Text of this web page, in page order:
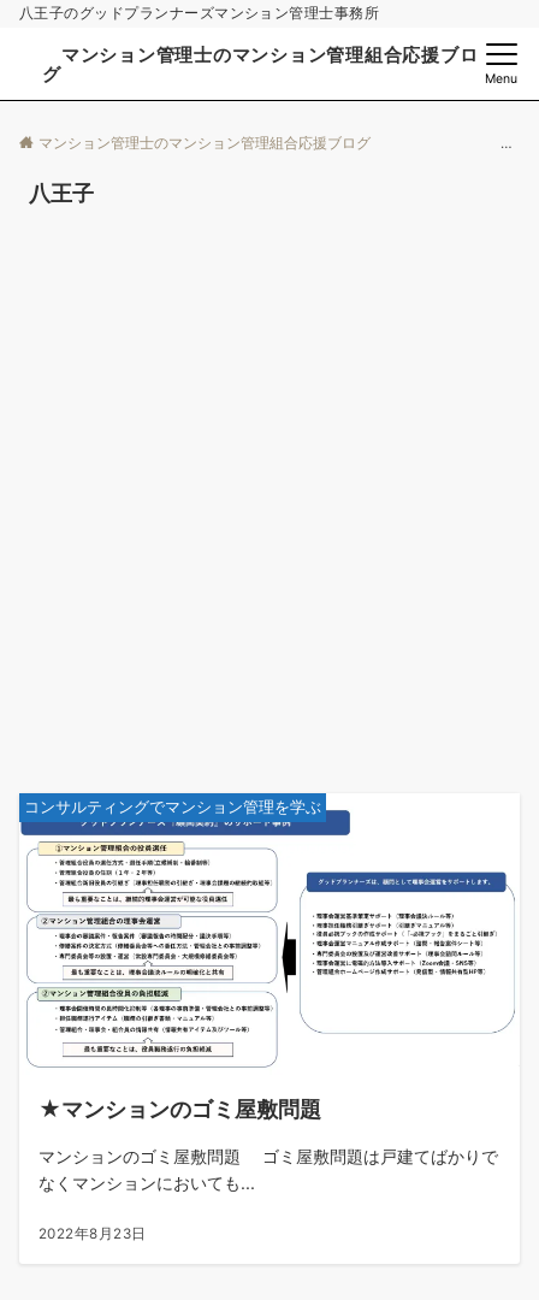
八王子のグッドプランナーズマンション管理士事務所
マンション管理士のマンション管理組合応援ブロ
グMenu
マンション管理士のマンション管理組合応援ブログ
八王子
コンサルティングでマンション管理を学ぶ
★マンションのゴミ屋敷問題
マンションのゴミ屋敷問題 ゴミ屋敷問題は戸建てばかりで
なくマンションにおいても...
2022年8月23日